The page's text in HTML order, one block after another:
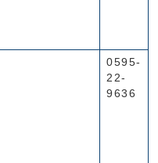
0595-
22-
9636